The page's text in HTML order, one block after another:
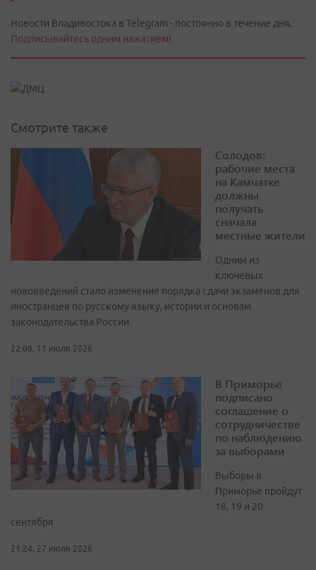
Новости Владивостока в Telegram - постоянно в течение дня.
Подписывайтесь одним нажатием!
Смотрите также
Солодов:
рабочие места
на Камчатке
должны
получать
сначала
местные жители
Одним из
ключевых
нововведений стало изменение порядка сдачи экзаменов для
иностранцев по русскому языку, истории и основам
законодательства России
22:08, 11 июля 2026
В Приморье
подписано
соглашение о
сотрудничестве
по наблюдению
за выборами
Выборы в
Приморье пройдут
18, 19 и 20
сентября
21:24, 27 июля 2026